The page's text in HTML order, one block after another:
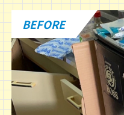
BEFORE